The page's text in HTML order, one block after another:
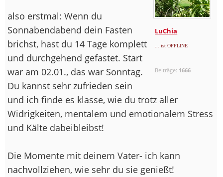
LuChia
... ist OFFLINE
Beiträge: 1666
also erstmal: Wenn du
Sonnabendabend dein Fasten
brichst, hast du 14 Tage komplett
und durchgehend gefastet. Start
war am 02.01., das war Sonntag.
Du kannst sehr zufrieden sein
und ich finde es klasse, wie du trotz aller
Widrigkeiten, mentalem und emotionalem Stress
und Kälte dabeibleibst!
Die Momente mit deinem Vater- ich kann
nachvollziehen, wie sehr du sie genießt!